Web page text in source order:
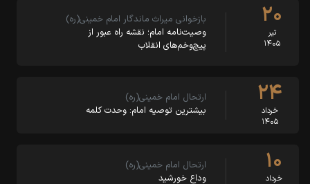
۲۰
تیر
۱۴۰۵
بازخوانی میراث ماندگار امام خمینی(ره)
وصیت‌نامه امام؛ نقشه راه عبور از
پیچ‌وخم‌های انقلاب
۲۴
خرداد
۱۴۰۵
ارتحال امام خمینی(ره)
بیشترین توصیه امام: وحدت کلمه
۱۰
خرداد
ارتحال امام خمینی(ره)
وداع خورشید